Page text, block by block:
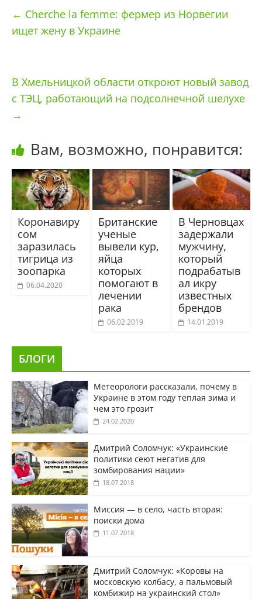
← Cherche la femme: фермер из Норвегии
ищет жену в Украине
В Хмельницкой области откроют новый завод
с ТЭЦ, работающий на подсолнечной шелухе
→
Вам, возможно, понравится:
Коронавиру
сом
заразилась
тигрица из
зоопарка
06.04.2020
Британские
ученые
вывели кур,
яйца
которых
помогают в
лечении
рака
06.02.2019
В Черновцах
задержали
мужчину,
который
подрабатыв
ал икру
известных
брендов
14.01.2019
БЛОГИ
Метеорологи рассказали, почему в
Украине в этом году теплая зима и
чем это грозит
24.02.2020
Дмитрий Соломчук: «Украинские
политики сеют негатив для
зомбирования нации»
18.07.2018
Миссия — в село, часть вторая:
поиски дома
11.07.2018
Дмитрий Соломчук: «Коровы на
московскую колбасу, а пальмовый
комбижир на украинский стол»